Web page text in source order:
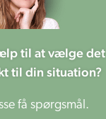
til at vælge det
til din situation?
få spørgsmål.